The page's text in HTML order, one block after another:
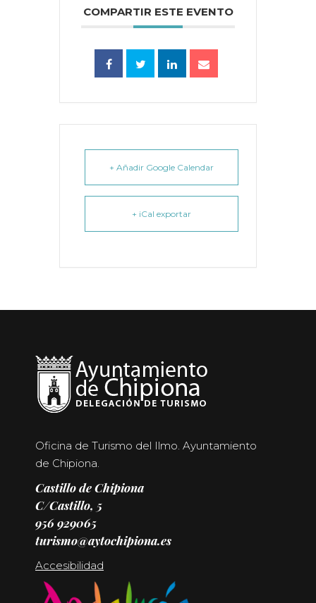
COMPARTIR ESTE EVENTO
+ Añadir Google Calendar
+ iCal exportar
Oficina de Turismo del Ilmo. Ayuntamiento
de Chipiona.
Castillo de Chipiona
C/Castillo, 5
956 929065
turismo@aytochipiona.es
Accesibilidad